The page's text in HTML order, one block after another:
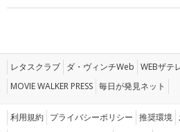
レタスクラブ ダ・ヴィンチWeb WEBザテ
MOVIE WALKER PRESS 毎日が発見ネット
利用規約 プライバシーポリシー 推奨環境